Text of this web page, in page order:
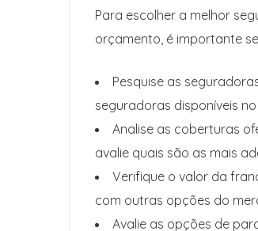
Para escolher a melhor
orçamento, é importante
Pesquise as
seguradoras disponíveis
Analise as coberturas
avalie quais são as mais
Verifique o valor da
com outras opções do
Avalie as opções de